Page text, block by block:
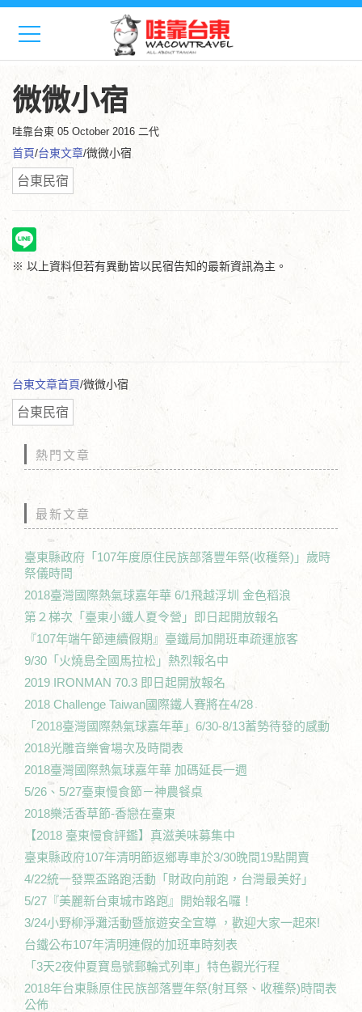
微微小宿
哇靠台東 05 October 2016 二代
首頁/台東文章/微微小宿
台東民宿
※ 以上資料但若有異動皆以民宿告知的最新資訊為主。
台東文章首頁/微微小宿
台東民宿
熱門文章
最新文章
臺東縣政府「107年度原住民族部落豐年祭(收穫祭)」歲時
祭儀時間
2018臺灣國際熱氣球嘉年華 6/1飛越浮圳 金色稻浪
第２梯次「臺東小鐵人夏令營」即日起開放報名
『107年端午節連續假期』臺鐵局加開班車疏運旅客
9/30「火燒島全國馬拉松」熱烈報名中
2019 IRONMAN 70.3 即日起開放報名
2018 Challenge Taiwan國際鐵人賽將在4/28
「2018臺灣國際熱氣球嘉年華」6/30-8/13蓄勢待發的感動
2018光雕音樂會場次及時間表
2018臺灣國際熱氣球嘉年華 加碼延長一週
5/26、5/27臺東慢食節－神農餐桌
2018樂活香草節-香戀在臺東
【2018 臺東慢食評鑑】真滋美味募集中
臺東縣政府107年清明節返鄉專車於3/30晚間19點開賣
4/22統一發票盃路跑活動「財政向前跑，台灣最美好」
5/27『美麗新台東城市路跑』開始報名囉！
3/24小野柳淨灘活動暨旅遊安全宣導 ，歡迎大家一起來!
台鐵公布107年清明連假的加班車時刻表
「3天2夜仲夏寶島號郵輪式列車」特色觀光行程
2018年台東縣原住民族部落豐年祭(射耳祭、收穫祭)時間表
公佈